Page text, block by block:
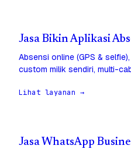
Jasa Bikin Aplikasi
Absensi online (GPS &
custom milik sendiri, multi-
Lihat layanan →
Jasa WhatsApp